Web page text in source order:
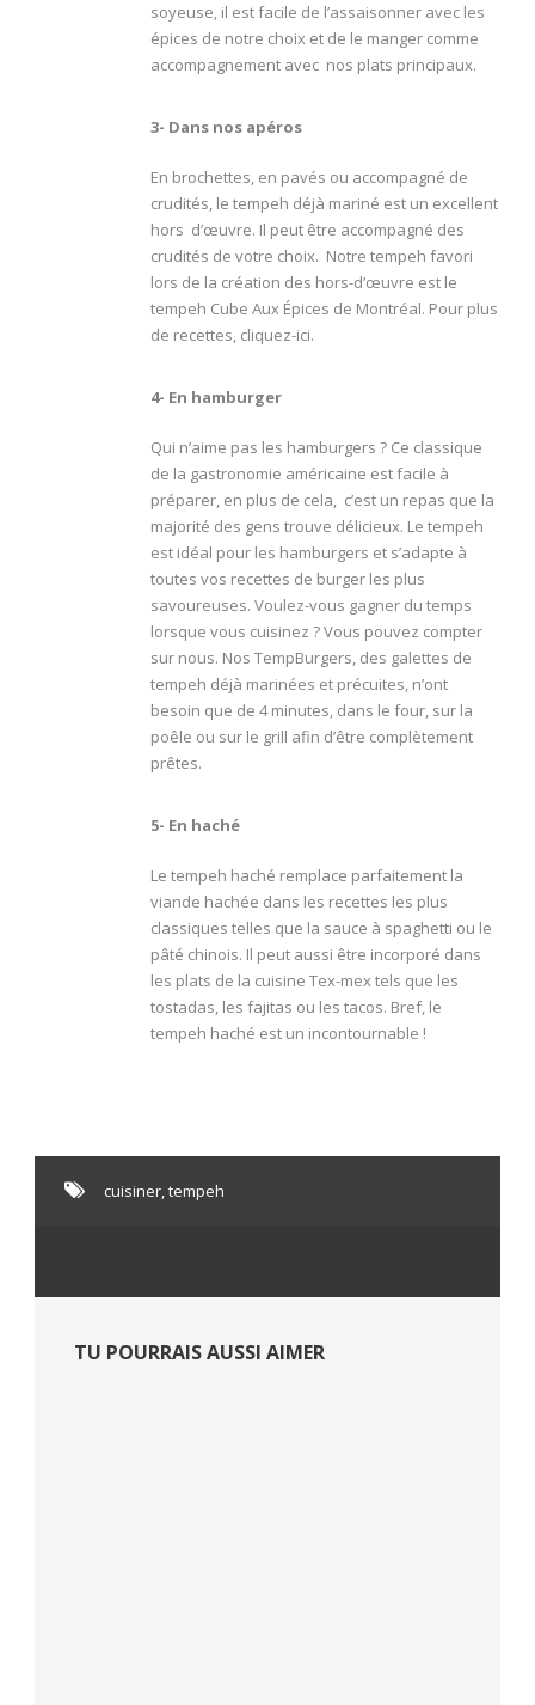
soyeuse, il est facile de l’assaisonner avec les
épices de notre choix et de le manger comme
accompagnement avec nos plats principaux.
3- Dans nos apéros
En brochettes, en pavés ou accompagné de
crudités, le tempeh déjà mariné est un excellent
hors d’œuvre. Il peut être accompagné des
crudités de votre choix. Notre tempeh favori
lors de la création des hors-d’œuvre est le
tempeh Cube Aux Épices de Montréal. Pour plus
de recettes, cliquez-ici.
4- En hamburger
Qui n’aime pas les hamburgers ? Ce classique
de la gastronomie américaine est facile à
préparer, en plus de cela, c’est un repas que la
majorité des gens trouve délicieux. Le tempeh
est idéal pour les hamburgers et s’adapte à
toutes vos recettes de burger les plus
savoureuses. Voulez-vous gagner du temps
lorsque vous cuisinez ? Vous pouvez compter
sur nous. Nos TempBurgers, des galettes de
tempeh déjà marinées et précuites, n’ont
besoin que de 4 minutes, dans le four, sur la
poêle ou sur le grill afin d’être complètement
prêtes.
5- En haché
Le tempeh haché remplace parfaitement la
viande hachée dans les recettes les plus
classiques telles que la sauce à spaghetti ou le
pâté chinois. Il peut aussi être incorporé dans
les plats de la cuisine Tex-mex tels que les
tostadas, les fajitas ou les tacos. Bref, le
tempeh haché est un incontournable !
cuisiner,tempeh
TU POURRAIS AUSSI AIMER